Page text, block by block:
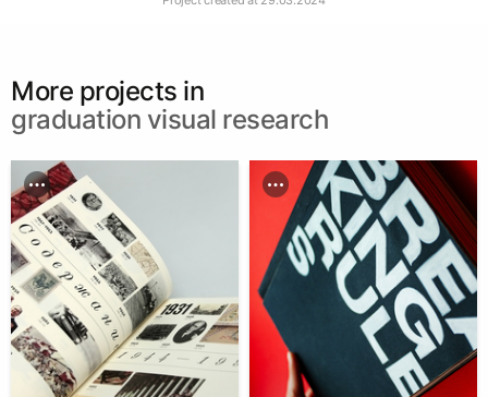
More projects in
graduation visual research